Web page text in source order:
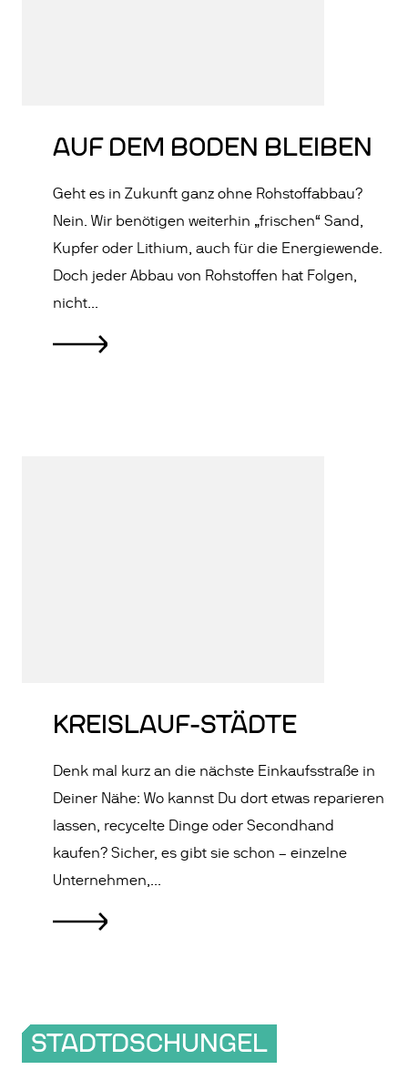
AUF DEM BODEN BLEIBEN
Geht es in Zukunft ganz ohne Rohstoffabbau?
Nein. Wir benötigen weiterhin „frischen“ Sand,
Kupfer oder Lithium, auch für die Energiewende.
Doch jeder Abbau von Rohstoffen hat Folgen,
nicht...
KREISLAUF-STÄDTE
Denk mal kurz an die nächste Einkaufsstraße in
Deiner Nähe: Wo kannst Du dort etwas reparieren
lassen, recycelte Dinge oder Secondhand
kaufen? Sicher, es gibt sie schon – einzelne
Unternehmen,...
STADTDSCHUNGEL